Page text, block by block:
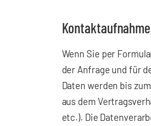
Wenn Sie per
der Anfrage und für
Daten werden bis
aus dem
etc.). Die